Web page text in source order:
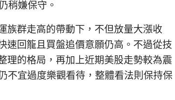
稍嫌保守。
族群走高的帶動下，不但放量大漲收
速回籠且買盤追價意願仍高。不過從技
理的格局，再加上近期美股走勢較為震
不宜過度樂觀看待，整體看法則保持保